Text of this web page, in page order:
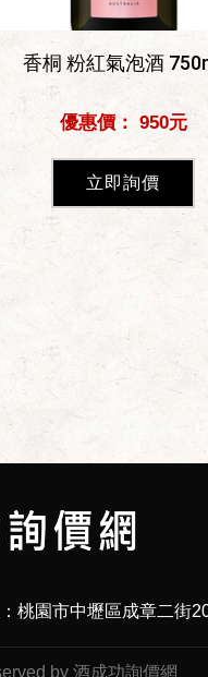
香桐 粉紅氣泡酒
優惠價： 950元
立即詢價
桃園市中壢區成章二街
by 酒成功詢價網